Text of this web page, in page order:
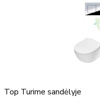
Top Turime sandėlyje